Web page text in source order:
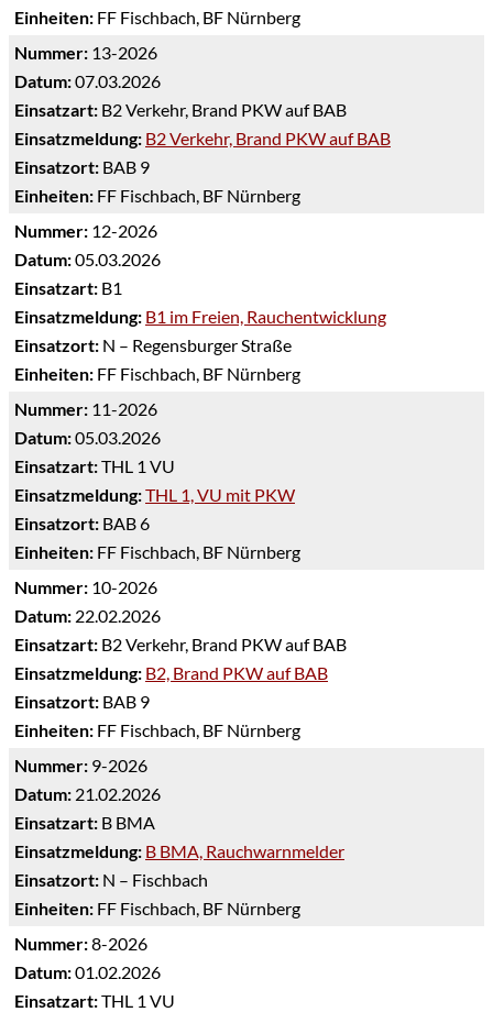
Einheiten: FF Fischbach, BF Nürnberg
Nummer: 13-2026
Datum:07.03.2026
Einsatzart: B2 Verkehr, Brand PKW auf BAB
Einsatzmeldung: B2 Verkehr, Brand PKW auf BAB
Einsatzort: BAB 9
Einheiten: FF Fischbach, BF Nürnberg
Nummer: 12-2026
Datum:05.03.2026
Einsatzart: B1
Einsatzmeldung: B1 im Freien, Rauchentwicklung
Einsatzort: N – Regensburger Straße
Einheiten: FF Fischbach, BF Nürnberg
Nummer: 11-2026
Datum:05.03.2026
Einsatzart:THL 1 VU
Einsatzmeldung:THL 1, VU mit PKW
Einsatzort: BAB 6
Einheiten: FF Fischbach, BF Nürnberg
Nummer: 10-2026
Datum: 22.02.2026
Einsatzart: B2 Verkehr, Brand PKW auf BAB
Einsatzmeldung: B2, Brand PKW auf BAB
Einsatzort: BAB 9
Einheiten: FF Fischbach, BF Nürnberg
Nummer: 9-2026
Datum: 21.02.2026
Einsatzart: B BMA
Einsatzmeldung: B BMA, Rauchwarnmelder
Einsatzort: N – Fischbach
Einheiten: FF Fischbach, BF Nürnberg
Nummer:8-2026
Datum:01.02.2026
Einsatzart:THL 1 VU